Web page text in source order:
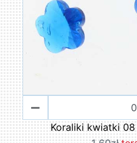
Koraliki kwiatki